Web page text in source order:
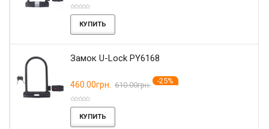
КУПИТЬ
Замок U-Lock PY6168
460.00грн. 610.00грн. -25%
КУПИТЬ